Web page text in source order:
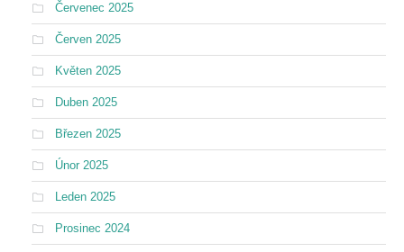
Červenec 2025
Červen 2025
Květen 2025
Duben 2025
Březen 2025
Únor 2025
Leden 2025
Prosinec 2024